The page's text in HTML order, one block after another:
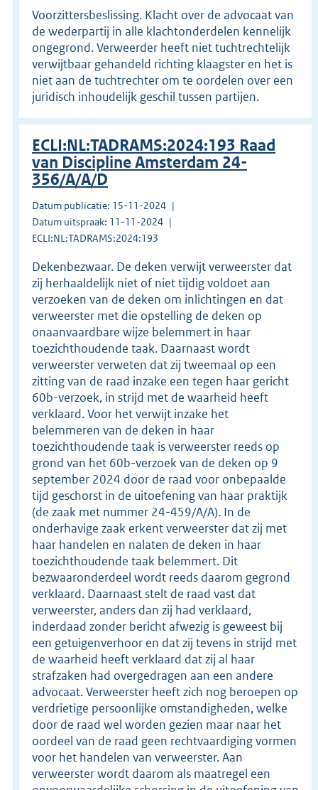
Voorzittersbeslissing. Klacht over de advocaat van
de wederpartij in alle klachtonderdelen kennelijk
ongegrond. Verweerder heeft niet tuchtrechtelijk
verwijtbaar gehandeld richting klaagster en het is
niet aan de tuchtrechter om te oordelen over een
juridisch inhoudelijk geschil tussen partijen.
ECLI:NL:TADRAMS:2024:193 Raad
van Discipline Amsterdam 24-
356/A/A/D
Datum publicatie: 15-11-2024
Datum uitspraak: 11-11-2024
ECLI:NL:TADRAMS:2024:193
Dekenbezwaar. De deken verwijt verweerster dat
zij herhaaldelijk niet of niet tijdig voldoet aan
verzoeken van de deken om inlichtingen en dat
verweerster met die opstelling de deken op
onaanvaardbare wijze belemmert in haar
toezichthoudende taak. Daarnaast wordt
verweerster verweten dat zij tweemaal op een
zitting van de raad inzake een tegen haar gericht
60b-verzoek, in strijd met de waarheid heeft
verklaard. Voor het verwijt inzake het
belemmeren van de deken in haar
toezichthoudende taak is verweerster reeds op
grond van het 60b-verzoek van de deken op 9
september 2024 door de raad voor onbepaalde
tijd geschorst in de uitoefening van haar praktijk
(de zaak met nummer 24-459/A/A). In de
onderhavige zaak erkent verweerster dat zij met
haar handelen en nalaten de deken in haar
toezichthoudende taak belemmert. Dit
bezwaaronderdeel wordt reeds daarom gegrond
verklaard. Daarnaast stelt de raad vast dat
verweerster, anders dan zij had verklaard,
inderdaad zonder bericht afwezig is geweest bij
een getuigenverhoor en dat zij tevens in strijd met
de waarheid heeft verklaard dat zij al haar
strafzaken had overgedragen aan een andere
advocaat. Verweerster heeft zich nog beroepen op
verdrietige persoonlijke omstandigheden, welke
door de raad wel worden gezien maar naar het
oordeel van de raad geen rechtvaardiging vormen
voor het handelen van verweerster. Aan
verweerster wordt daarom als maatregel een